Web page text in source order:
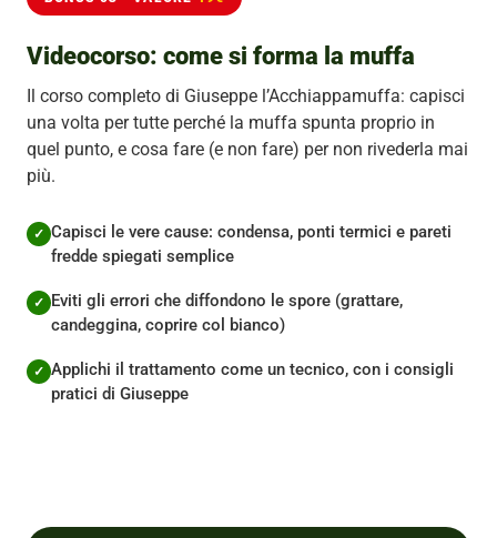
Videocorso: come si forma la muffa
Il corso completo di Giuseppe l’Acchiappamuffa: capisci
una volta per tutte perché la muffa spunta proprio in
quel punto, e cosa fare (e non fare) per non rivederla mai
più.
Capisci le vere cause: condensa, ponti termici e pareti
fredde spiegati semplice
Eviti gli errori che diffondono le spore (grattare,
candeggina, coprire col bianco)
Applichi il trattamento come un tecnico, con i consigli
pratici di Giuseppe